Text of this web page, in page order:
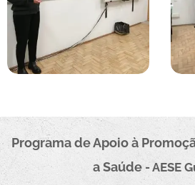
Programa de Apoio à
a Saúde - AESE